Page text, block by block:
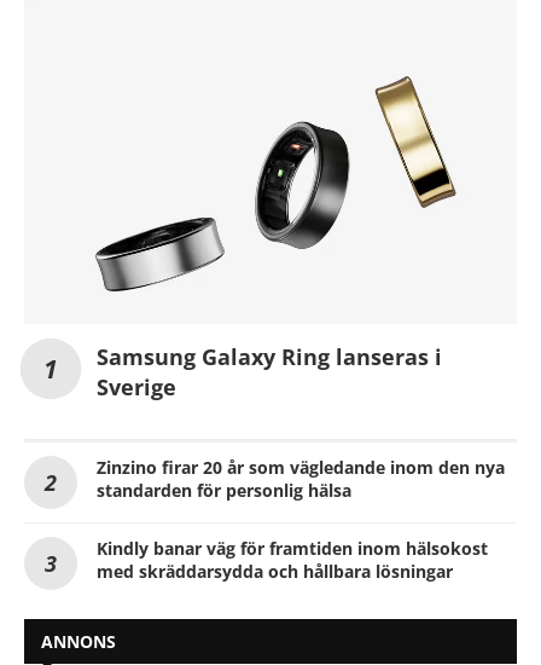
Samsung Galaxy Ring lanseras i
Sverige
Zinzino firar 20 år som vägledande inom den nya
standarden för personlig hälsa
Kindly banar väg för framtiden inom hälsokost
med skräddarsydda och hållbara lösningar
ANNONS